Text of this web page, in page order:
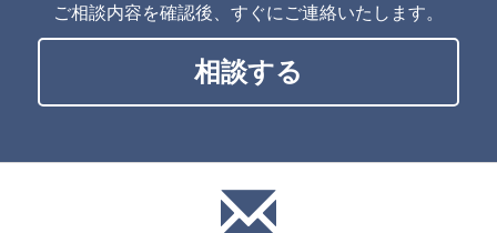
ご相談内容を確認後、すぐにご連絡いたします。
相談する